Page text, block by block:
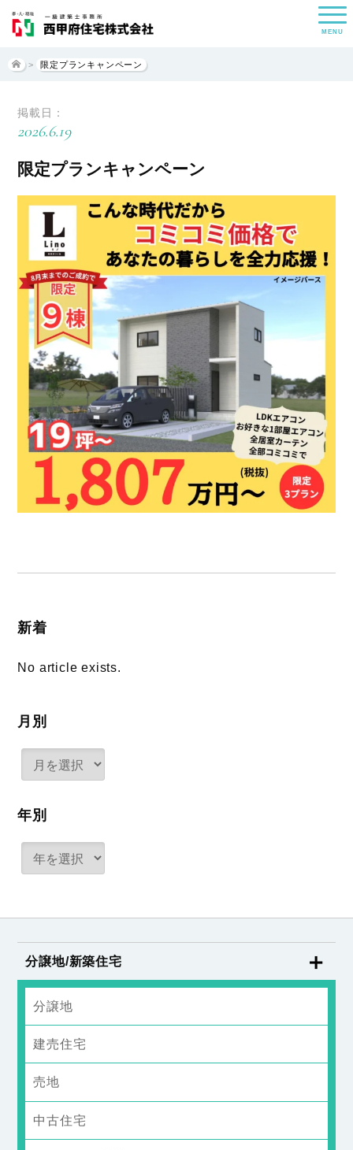
MENU
> 限定プランキャンペーン
掲載日：
2026.6.19
限定プランキャンペーン
新着
No article exists.
月別
年別
分譲地/新築住宅
分譲地
建売住宅
売地
中古住宅